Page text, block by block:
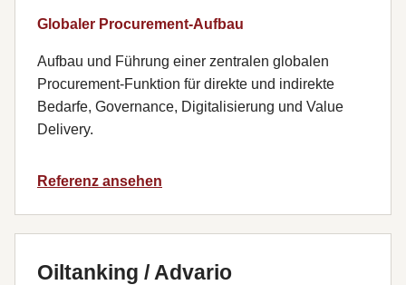
Globaler Procurement-Aufbau
Aufbau und Führung einer zentralen globalen
Procurement-Funktion für direkte und indirekte
Bedarfe, Governance, Digitalisierung und Value
Delivery.
Referenz ansehen
Oiltanking / Advario